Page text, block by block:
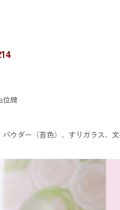
位牌
パウダー（苔色）、すりガラス、